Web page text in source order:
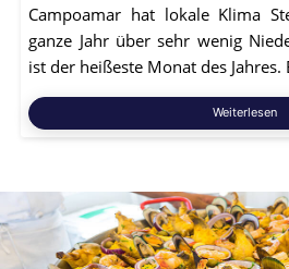
Campoamar hat lokale Klima
ganze Jahr über sehr wenig
ist der heißeste Monat des Jahres.
Weiterlesen